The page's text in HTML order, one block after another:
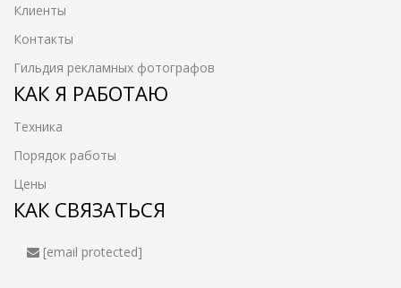
Клиенты
Контакты
Гильдия рекламных фотографов
КАК Я РАБОТАЮ
Техника
Порядок работы
Цены
КАК СВЯЗАТЬСЯ
[email protected]